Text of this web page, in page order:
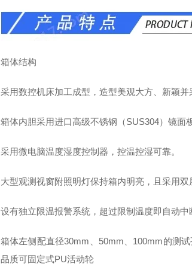
箱体结构
采用数控机床加工成型，造型美观大方、新颖并
箱体内胆采用进口高级不锈钢（SUS304）镜面
采用微电脑温度湿度控制器，控温控湿可靠。
大型观测视窗附照明灯保持箱内明亮，且采用双
设有独立限温报警系统，超过限制温度即自动中
箱体左侧配直径30mm、50mm、100mm的测
品质可固定式PU活动轮